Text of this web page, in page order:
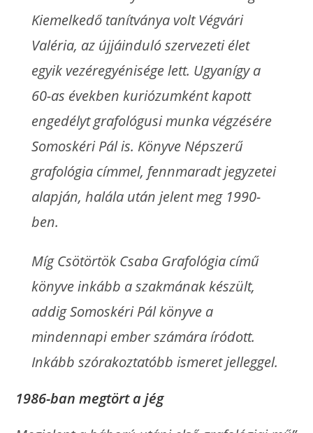
Kiemelkedő tanítványa volt Végvári
Valéria, az újjáinduló szervezeti élet
egyik vezéregyénisége lett. Ugyanígy a
60-as években kuriózumként kapott
engedélyt grafológusi munka végzésére
Somoskéri Pál is. Könyve Népszerű
grafológia címmel, fennmaradt jegyzetei
alapján, halála után jelent meg 1990-
ben.
Míg Csötörtök Csaba Grafológia című
könyve inkább a szakmának készült,
addig Somoskéri Pál könyve a
mindennapi ember számára íródott.
Inkább szórakoztatóbb ismeret jelleggel.
1986-ban megtört a jég